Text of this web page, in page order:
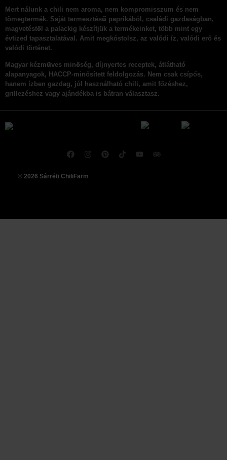
Mert nálunk a chili nem aroma, nem kompromisszum és nem
tömegtermék. Saját termesztésű paprikából, családi gazdaságban,
magvetéstől a palackig készítjük a termékeinket, több mint egy
évtized tapasztalatával. Amit megkóstolsz, az valódi íz, valódi erő és
valódi történet.
Magyar kézműves minőség, díjnyertes receptek, átlátható
alapanyagok, HACCP-minősített feldolgozás. Nem csak csípős,
hanem ízben gazdag, jól használható chili, amit főzéshez,
grillezéshez vagy ajándékba is bátran választasz.
© 2026 Sárréti ChiliFarm